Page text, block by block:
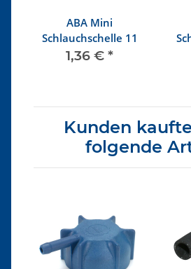
ABA Mini
Schlauchschelle 11
1,36 € *
Kunden
folgende